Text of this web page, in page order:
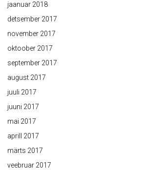
jaanuar 2018
detsember 2017
november 2017
oktoober 2017
september 2017
august 2017
juuli 2017
juuni 2017
mai 2017
aprill 2017
märts 2017
veebruar 2017